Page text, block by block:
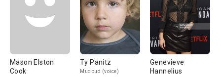
Mason Elston
Cook
Ty Panitz
Mudbud (voice)
Genevieve
Hannelius